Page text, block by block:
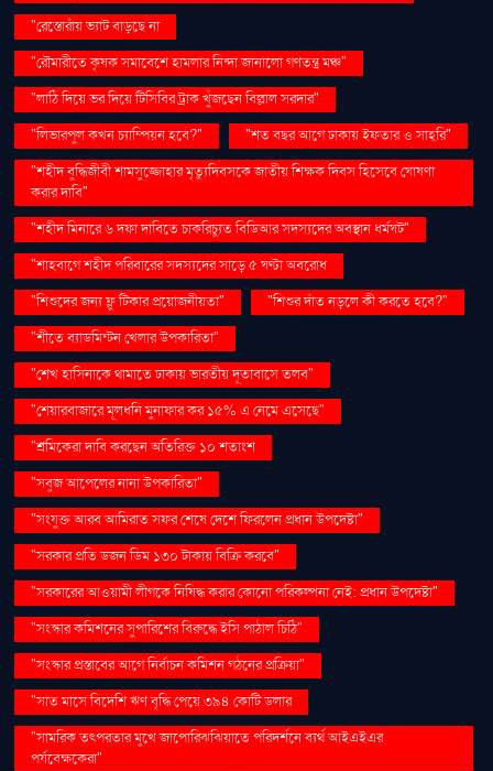
"রেস্তোরাঁয় ভ্যাট বাড়ছে না
"রৌমারীতে কৃষক সমাবেশে হামলার নিন্দা জানালো গণতন্ত্র মঞ্চ"
"লাঠি দিয়ে ভর দিয়ে টিসিবির ট্রাক খুঁজছেন বিল্লাল সরদার"
"লিভারপুল কখন চ্যাম্পিয়ন হবে?"
"শত বছর আগে ঢাকায় ইফতার ও সাহ্‌রি"
"শহীদ বুদ্ধিজীবী শামসুজ্জোহার মৃত্যুদিবসকে জাতীয় শিক্ষক দিবস হিসেবে ঘোষণা
করার দাবি"
"শহীদ মিনারে ৬ দফা দাবিতে চাকরিচ্যুত বিডিআর সদস্যদের অবস্থান ধর্মঘট"
"শাহবাগে শহীদ পরিবারের সদস্যদের সাড়ে ৫ ঘণ্টা অবরোধ
"শিশুদের জন্য ফ্লু টিকার প্রয়োজনীয়তা"
"শিশুর দাঁত নড়লে কী করতে হবে?"
"শীতে ব্যাডমিন্টন খেলার উপকারিতা"
"শেখ হাসিনাকে থামাতে ঢাকায় ভারতীয় দূতাবাসে তলব"
"শেয়ারবাজারে মূলধনি মুনাফার কর ১৫% এ নেমে এসেছে"
"শ্রমিকেরা দাবি করছেন অতিরিক্ত ১০ শতাংশ
"সবুজ আপেলের নানা উপকারিতা"
"সংযুক্ত আরব আমিরাত সফর শেষে দেশে ফিরলেন প্রধান উপদেষ্টা"
"সরকার প্রতি ডজন ডিম ১৩০ টাকায় বিক্রি করবে"
"সরকারের আওয়ামী লীগকে নিষিদ্ধ করার কোনো পরিকল্পনা নেই: প্রধান উপদেষ্টা"
"সংস্কার কমিশনের সুপারিশের বিরুদ্ধে ইসি পাঠাল চিঠি"
"সংস্কার প্রস্তাবের আগে নির্বাচন কমিশন গঠনের প্রক্রিয়া"
"সাত মাসে বিদেশি ঋণ বৃদ্ধি পেয়ে ৩৯৪ কোটি ডলার
"সামরিক তৎপরতার মুখে জাপোরিঝঝিয়াতে পরিদর্শনে ব্যর্থ আইএইএর
পর্যবেক্ষকেরা"